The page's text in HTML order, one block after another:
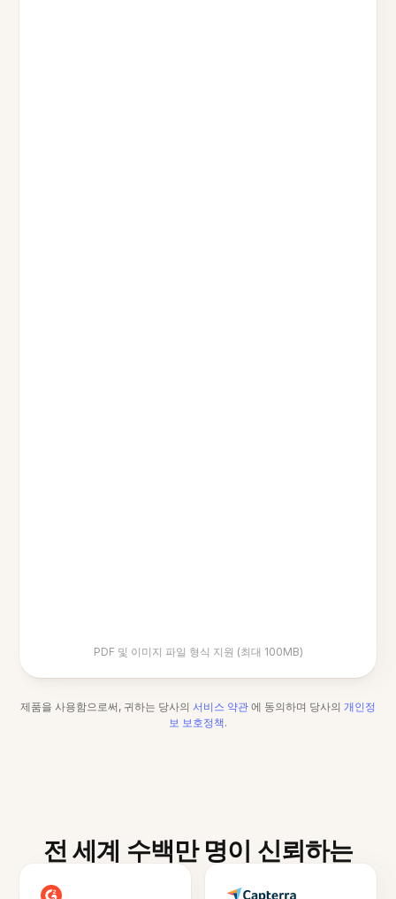
PDF 및 이미지 파일 형식 지원 (최대 100MB)
제품을 사용함으로써, 귀하는 당사의 서비스 약관 에 동의하며 당사의 개인정
보 보호정책.
전 세계 수백만 명이 신뢰하는